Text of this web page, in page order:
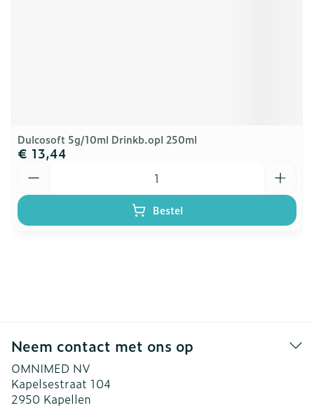
Dulcosoft 5g/10ml Drinkb.opl 250ml
€ 13,44
Bestel
Neem contact met ons op
OMNIMED NV
Kapelsestraat 104
2950 Kapellen